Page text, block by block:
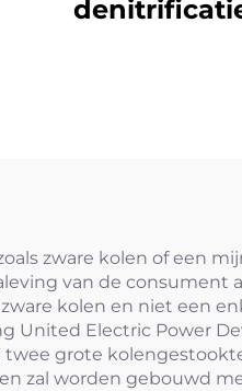
zware kolen of een
van de consument
kolen en niet een
United Electric Power
grote
zal worden gebouwd